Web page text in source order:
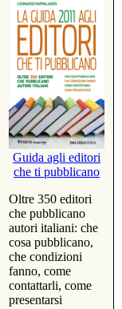
Guida agli editori
che ti pubblicano
Oltre 350 editori
che pubblicano
autori italiani: che
cosa pubblicano,
che condizioni
fanno, come
contattarli, come
presentarsi